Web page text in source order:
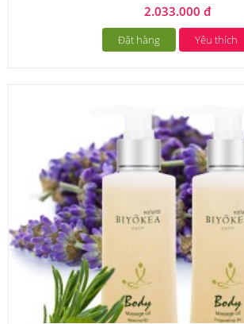
2.033.000 đ
Đặt hàng Yêu thích